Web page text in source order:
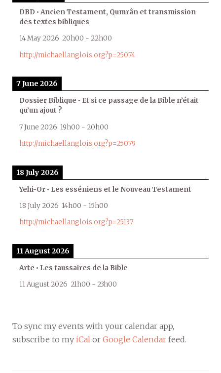
DBD • Ancien Testament, Qumrân et transmission
des textes bibliques
14 May 2026 20h00 - 22h00
http://michaellanglois.org?p=25074
7 June 2026
Dossier Biblique • Et si ce passage de la Bible n’était
qu’un ajout ?
7 June 2026 19h00 - 20h00
http://michaellanglois.org?p=25079
18 July 2026
Yehi-Or • Les esséniens et le Nouveau Testament
18 July 2026 14h00 - 15h00
http://michaellanglois.org?p=25137
11 August 2026
Arte • Les faussaires de la Bible
11 August 2026 21h00 - 23h00
To sync my events with your calendar app,
subscribe to my iCal or Google Calendar feed.